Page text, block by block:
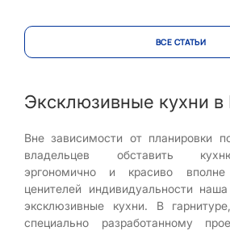
ВСЕ CТАТЬИ
Эксклюзивные кухни в
Вне зависимости от планировки
владельцев обставить
эргономично и красиво
ценителей индивидуальности
эксклюзивные кухни. В
специально разработанному